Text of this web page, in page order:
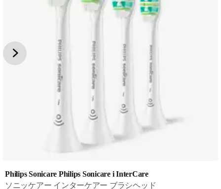
Philips Sonicare Philips Sonicare i InterCare
ソニッケアー インターケアー ブラシヘッド